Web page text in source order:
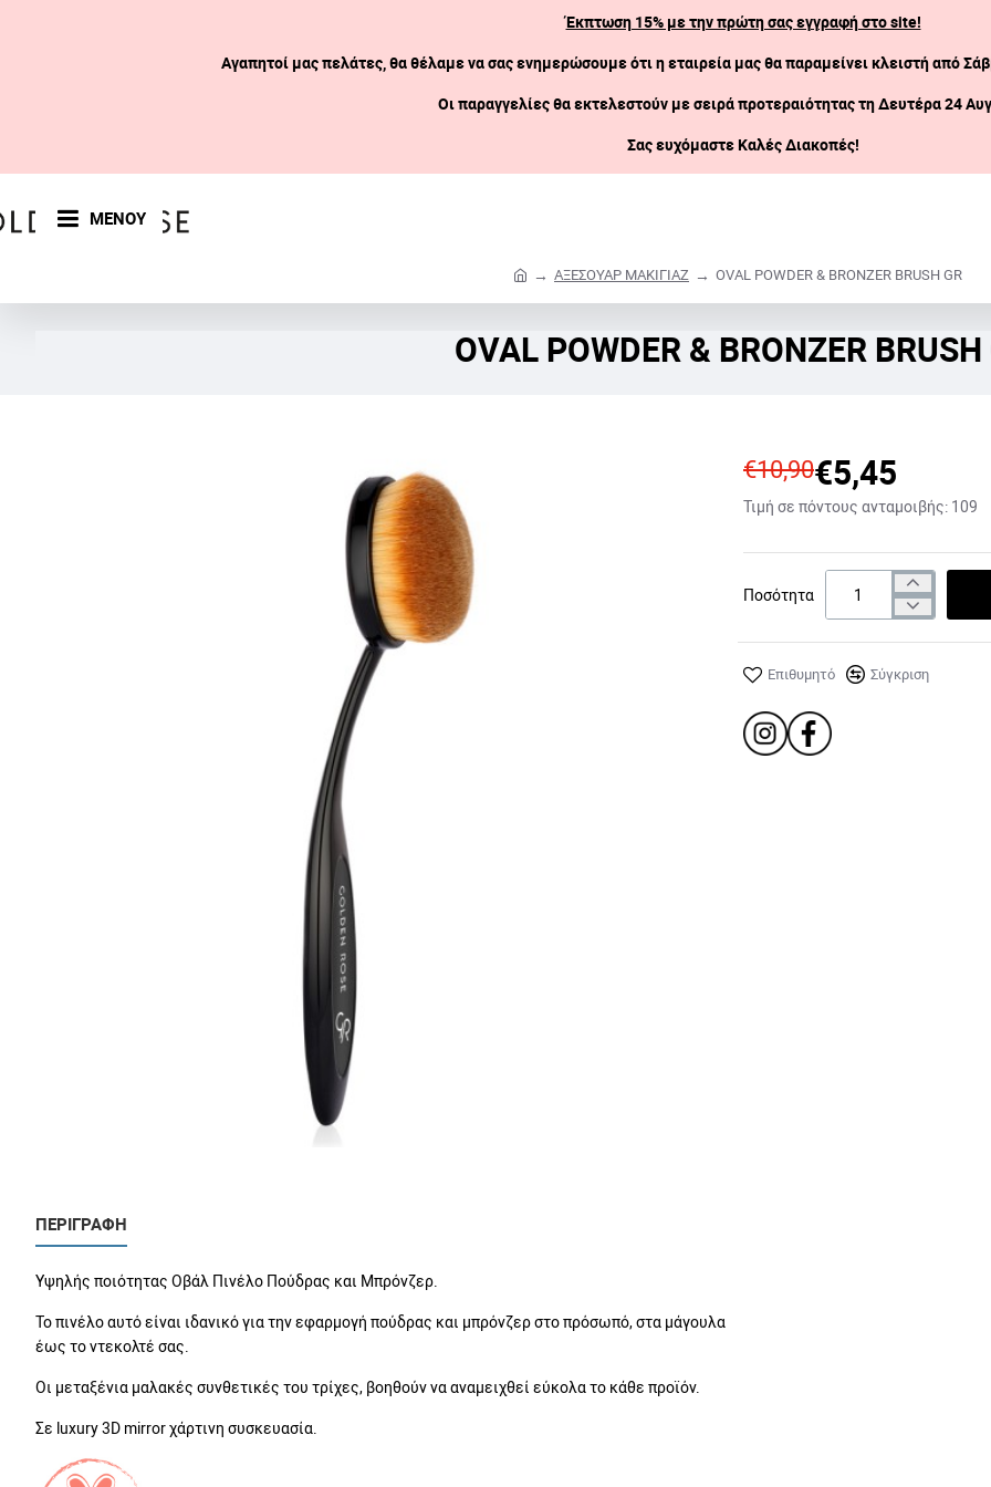
Έκπτωση 15% με την πρώτη σας εγγραφή στο site!
Αγαπητοί μας πελάτες, θα θέλαμε να σας ενημερώσουμε ότι η εταιρεία μας θα παραμείνει κλειστήαπό
Οι παραγγελίες θα εκτελεστούν με σειρά προτεραιότητας τη Δευτέρα 24
Σας ευχόμαστε Καλές Διακοπές!
ΜΕΝΟΥ
OVAL POWDER & BRONZER BRUSH
m
e
ΑΞΕΣΟΥΑΡ ΜΑΚΙΓΙΑΖ OVAL POWDER & BRONZER BRUSH GR
ΠΕΡΙΓΡΑΦΉ
Υψηλής ποιότητας Οβάλ Πινέλο Πούδρας και Μπρόνζερ.
Το πινέλο αυτό είναι ιδανικό για την εφαρμογή πούδρας και μπρόνζερ στο πρόσωπό, στα μάγουλα
έως το ντεκολτέ σας.
Οι μεταξένια μαλακές συνθετικές του τρίχες, βοηθούν να αναμειχθεί εύκολα το κάθε προϊόν.
Σε luxury 3D mirror χάρτινη συσκευασία.
€5,45
€10,90
Τιμή σε πόντους ανταμοιβής: 109
Ποσότητα
Επιθυμητό Σύγκριση